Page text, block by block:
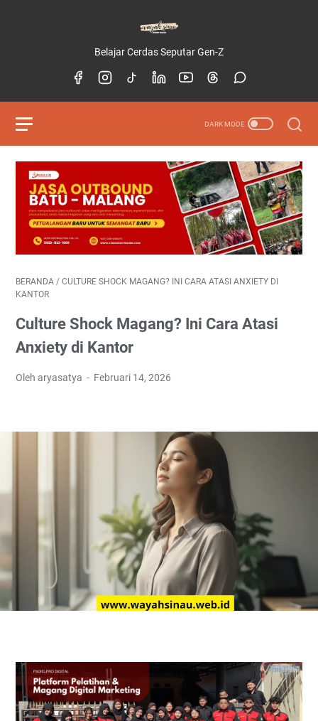
Belajar Cerdas Seputar Gen-Z
BERANDA / CULTURE SHOCK MAGANG? INI CARA ATASI ANXIETY DI
KANTOR
Culture Shock Magang? Ini Cara Atasi
Anxiety di Kantor
Oleh aryasatya Februari 14, 2026